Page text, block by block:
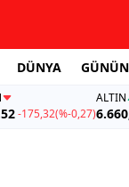
DÜNYA
-175,32(%-0,27)
ALTIN